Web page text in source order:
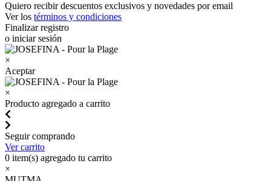
Quiero recibir descuentos exclusivos y novedades por email
Ver los términos y condiciones
Finalizar registro
o iniciar sesión
×
Aceptar
×
Producto agregado a carrito
Seguir comprando
Ver carrito
0 item(s) agregado tu carrito
×